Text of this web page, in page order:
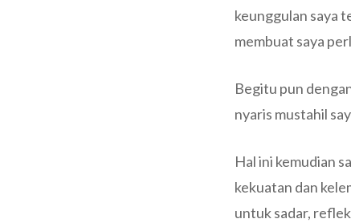
keunggulan saya
membuat saya
Begitu pun
nyaris mustahil
Hal ini kemudian
kekuatan dan
untuk sadar,